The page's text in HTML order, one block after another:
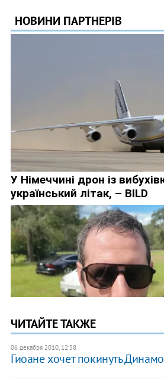
ЧИТАЙТЕ ТАКЖЕ
06 декабря 2010, 12:58
Гиоане хочет покинуть Динамо